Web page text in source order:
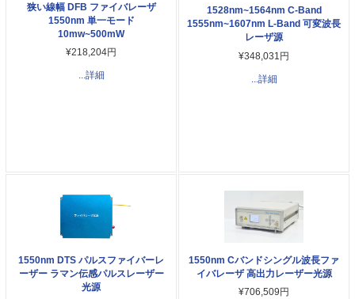
狭い線幅 DFB ファイバレーザ
1550nm 単一モード
10mw~500mW
¥218,204円
...詳細
1528nm~1564nm C-Band
1555nm~1607nm L-Band 可変波長
レーザ源
¥348,031円
...詳細
1550nm DTS パルスファイバーレ
ーザー ラマン伝感パルスレーザー
光源
1550nm Cバンドシングル波長ファ
イバレーザ 高出力レーザー光源
¥706,509円